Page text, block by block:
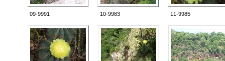
09-9991 10-9983 11-9985